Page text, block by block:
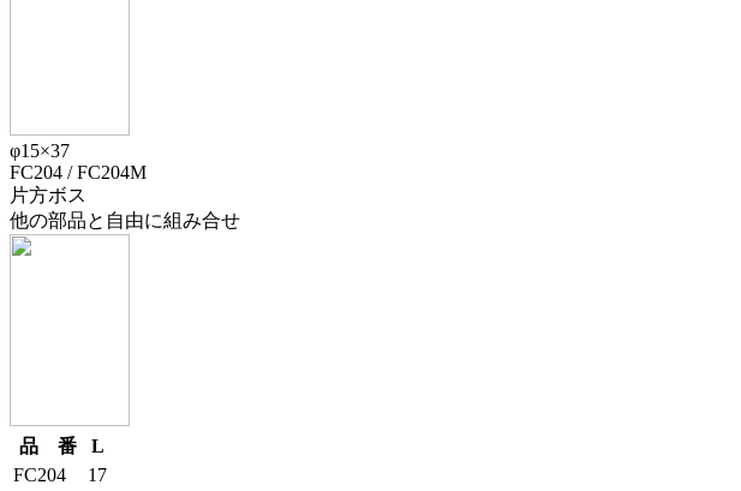
φ15×37
FC204 / FC204M
片方ボス
他の部品と自由に組み合せ
品 番
L
FC204
17